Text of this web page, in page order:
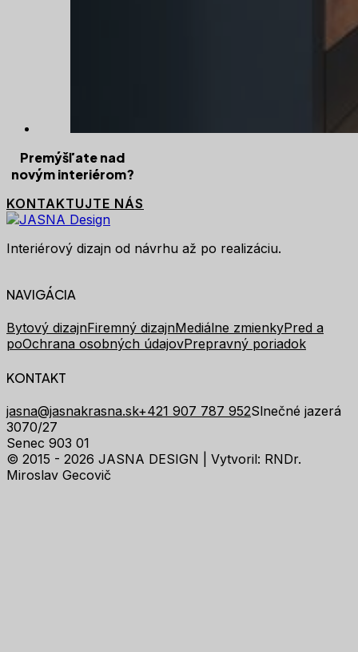
Premýšľate nad
novým interiérom?
KONTAKTUJTE NÁS
Interiérový dizajn od návrhu až po realizáciu.
NAVIGÁCIA
Bytový dizajnFiremný dizajnMediálne zmienkyPred a
poOchrana osobných údajovPrepravný poriadok
KONTAKT
jasna@jasnakrasna.sk+421 907 787 952Slnečné jazerá
3070/27
Senec 903 01
© 2015 - 2026 JASNA DESIGN | Vytvoril: RNDr.
Miroslav Gecovič